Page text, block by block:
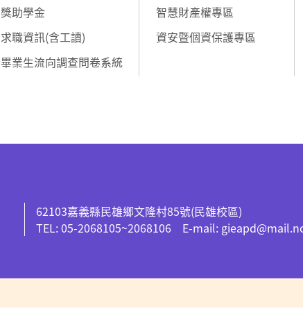
獎助學金
求職資訊(含工讀)
畢業生流向調查問卷系統
智慧財產權專區
資安暨個資保護專區
62103嘉義縣民雄鄉文隆村85號(民雄校區)
TEL: 05-2068105~2068106 E-mail: